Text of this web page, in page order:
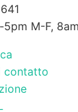
5pm M-F,
contatto